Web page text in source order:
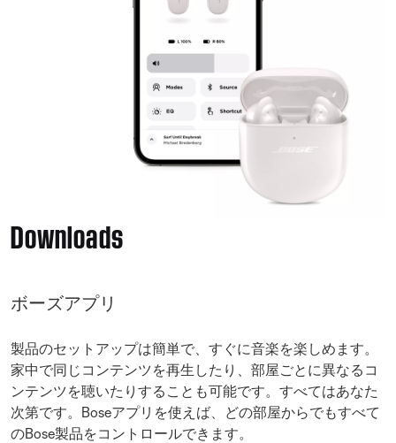
Downloads
ボーズアプリ
製品のセットアップは簡単で、すぐに音楽を楽しめます。
家中で同じコンテンツを再生したり、部屋ごとに異なるコ
ンテンツを聴いたりすることも可能です。すべてはあなた
次第です。Boseアプリを使えば、どの部屋からでもすべて
のBose製品をコントロールできます。